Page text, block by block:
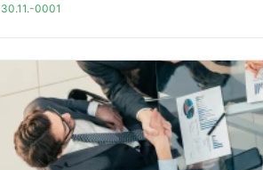
30.11.-0001